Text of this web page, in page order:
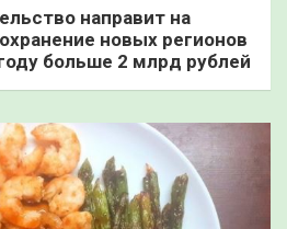
направит на
новых регионов
больше 2 млрд рублей